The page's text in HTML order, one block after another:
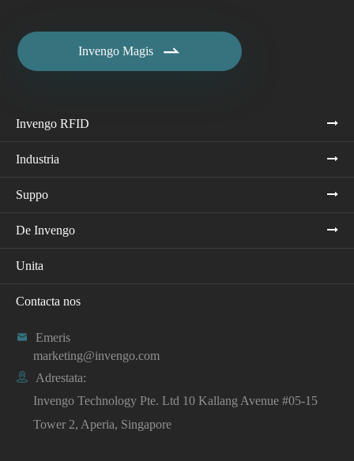
Invengo Magis 
Invengo RFID
Industria
Suppo
De Invengo
Unita
Contacta nos

Emeris
marketing@invengo.com

Adrestata:
Invengo Technology Pte. Ltd 10 Kallang Avenue #05-15
Tower 2, Aperia, Singapore